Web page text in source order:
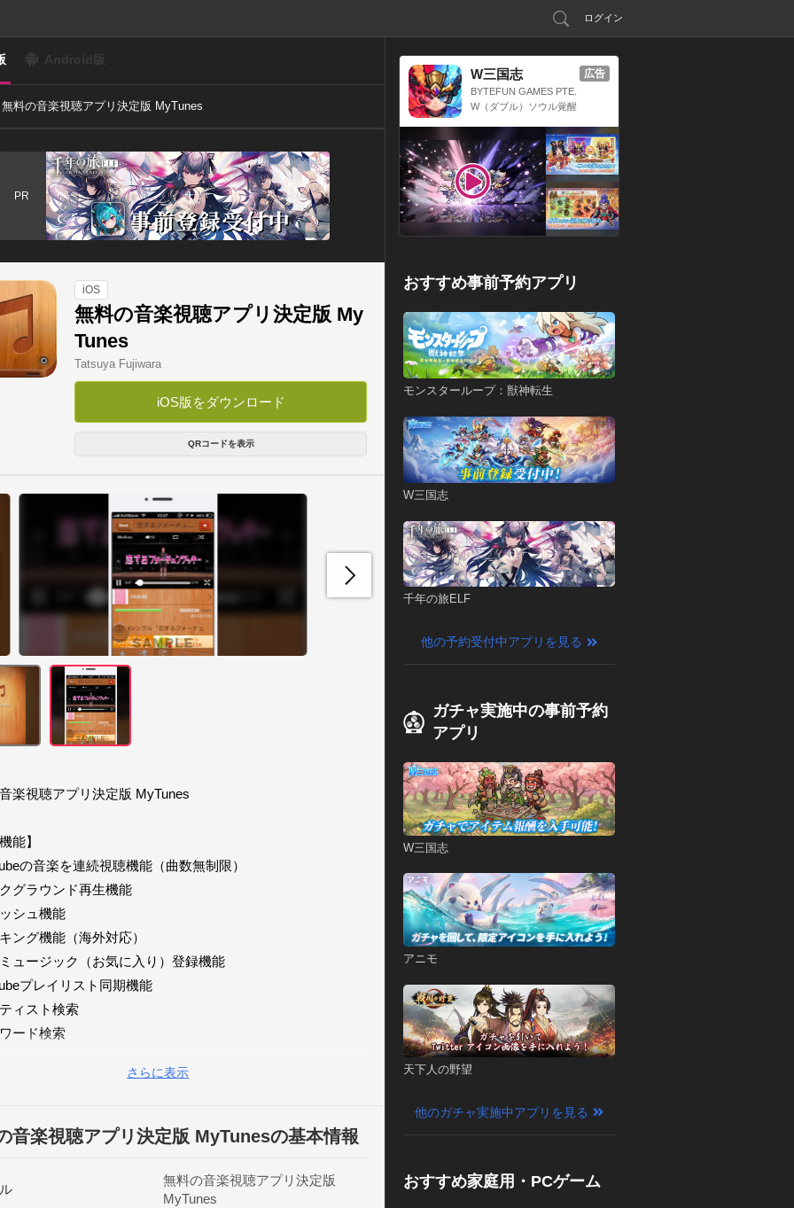
ログイン
無料の音楽視聴アプリ決定版 MyTunes
PR
iOS
無料の音楽視聴アプリ決定版 My
Tunes
Tatsuya Fujiwara
iOS版をダウンロード
QRコードを表示
楽視聴アプリ決定版 MyTunes
能】
の音楽を連続視聴機能（曲数無制限）
グラウンド再生機能
シュ機能
ング機能（海外対応）
ュージック（お気に入り）登録機能
プレイリスト同期機能
ィスト検索
ード検索
機能がついて完全に無料です!!
。）
さらに表示
音楽視聴アプリ決定版 MyTunesの基本情報
無料の音楽視聴アプリ決定版
MyTunes
W三国志
BYTEFUN GAMES PTE.
LTD.
W（ダブル）ソウル覚醒
広告
おすすめ事前予約アプリ
モンスターループ：獣神転生
W三国志
千年の旅ELF
他の予約受付中アプリを見る
ガチャ実施中の事前予約
アプリ
W三国志
アニモ
天下人の野望
他のガチャ実施中アプリを見る
おすすめ家庭用・PCゲーム